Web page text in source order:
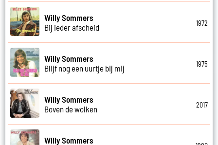
Willy Sommers
Bij ieder afscheid
1972
Willy Sommers
Blijf nog een uurtje bij mij
1975
Willy Sommers
Boven de wolken
2017
Willy Sommers